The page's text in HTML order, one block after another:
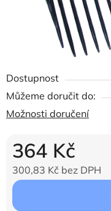
Dostupnost
Můžeme doručit do:
Možnosti doručení
364 Kč
300,83 Kč bez DPH
Měrná cena: